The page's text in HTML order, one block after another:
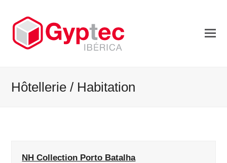
Hôtellerie / Habitation
NH Collection Porto Batalha